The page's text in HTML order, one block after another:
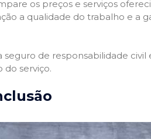
os preços e serviços
a qualidade do trabalho e a
de responsabilidade
do serviço.